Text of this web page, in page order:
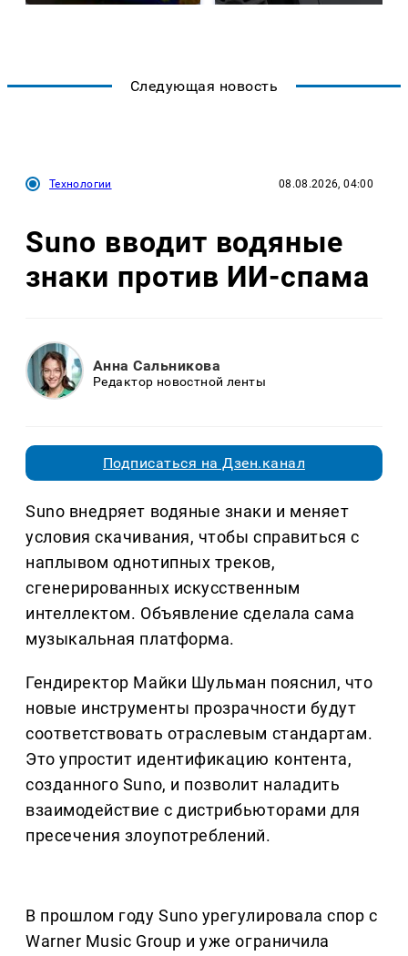
Следующая новость
Технологии 08.08.2026, 04:00
Suno вводит водяные
знаки против ИИ-спама
Анна Сальникова
Редактор новостной ленты
Подписаться на Дзен.канал
Suno внедряет водяные знаки и меняет
условия скачивания, чтобы справиться с
наплывом однотипных треков,
сгенерированных искусственным
интеллектом. Объявление сделала сама
музыкальная платформа.
Гендиректор Майки Шульман пояснил, что
новые инструменты прозрачности будут
соответствовать отраслевым стандартам.
Это упростит идентификацию контента,
созданного Suno, и позволит наладить
взаимодействие с дистрибьюторами для
пресечения злоупотреблений.
В прошлом году Suno урегулировала спор с
Warner Music Group и уже ограничила